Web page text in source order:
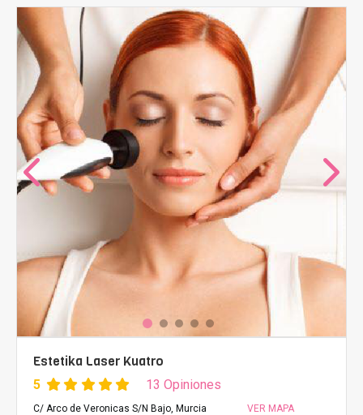
Estetika Laser Kuatro
5 13 Opiniones
C/ Arco de Veronicas S/N Bajo, Murcia VER MAPA